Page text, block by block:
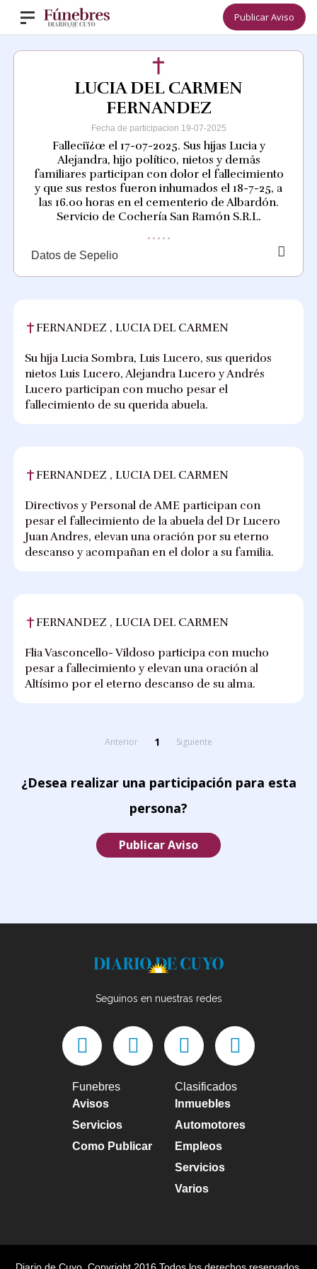
Publicar Aviso
LUCIA DEL CARMEN
FERNANDEZ
Fecha de participacion 19-07-2025
Falleciï¿œ el 17-07-2025. Sus hijas Lucia y
Alejandra, hijo político, nietos y demás
familiares participan con dolor el fallecimiento
y que sus restos fueron inhumados el 18-7-25, a
las 16.00 horas en el cementerio de Albardón.
Servicio de Cochería San Ramón S.R.L.
Datos de Sepelio
FERNANDEZ , LUCIA DEL CARMEN
Su hija Lucia Sombra, Luis Lucero, sus queridos
nietos Luis Lucero, Alejandra Lucero y Andrés
Lucero participan con mucho pesar el
fallecimiento de su querida abuela.
FERNANDEZ , LUCIA DEL CARMEN
Directivos y Personal de AME participan con
pesar el fallecimiento de la abuela del Dr Lucero
Juan Andres, elevan una oración por su eterno
descanso y acompañan en el dolor a su familia.
FERNANDEZ , LUCIA DEL CARMEN
Flia Vasconcello- Vildoso participa con mucho
pesar a fallecimiento y elevan una oración al
Altísimo por el eterno descanso de su alma.
Anterior 1 Siguiente
¿Desea realizar una participación para esta
persona?
Publicar Aviso
Seguinos en nuestras redes
Funebres
Avisos
Servicios
Como Publicar
Clasificados
Inmuebles
Automotores
Empleos
Servicios
Varios
Diario de Cuyo, Copyright 2016 Todos los derechos reservados.